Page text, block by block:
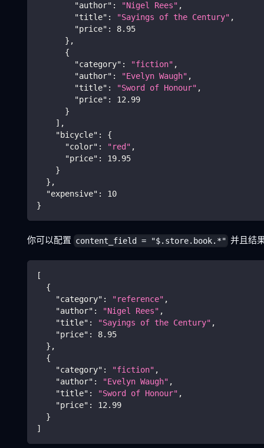
"author" : "Nigel Rees" ,
"title" : "Sayings of the Century" ,
"price" :
8.95
} ,
{
"category" : "fiction" ,
"author" : "Evelyn Waugh" ,
"title" : "Sword of Honour" ,
"price" :
12.99
}
] ,
"bicycle" :
{
"color" : "red" ,
"price" :
19.95
}
} ,
"expensive" :
10
}
你可以配置 content_field = "$.store.book.*" 并且结
[
{
"category" : "reference" ,
"author" : "Nigel Rees" ,
"title" : "Sayings of the Century" ,
"price" :
8.95
} ,
{
"category" : "fiction" ,
"author" : "Evelyn Waugh" ,
"title" : "Sword of Honour" ,
"price" :
12.99
}
]